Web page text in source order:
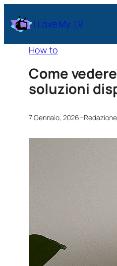
I Love My TV
How to
Come
soluzioni
7 Gennaio, 2026–Redazione